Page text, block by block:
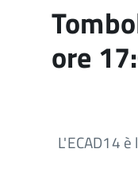
ore
L'ECAD14